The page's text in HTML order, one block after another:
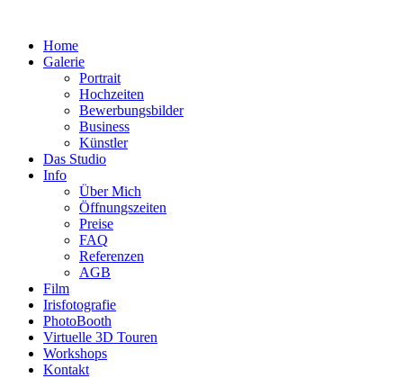
Home
Galerie
Portrait
Hochzeiten
Bewerbungsbilder
Business
Künstler
Das Studio
Info
Über Mich
Öffnungszeiten
Preise
FAQ
Referenzen
AGB
Film
Irisfotografie
PhotoBooth
Virtuelle 3D Touren
Workshops
Kontakt